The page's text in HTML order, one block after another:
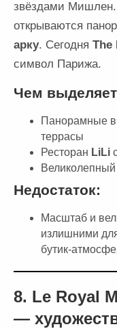
звёздами Мишлен.
открываются
арку. Сегодня The
символ Парижа.
Чем
Панорамные
террасы
Ресторан LiLi
Великолепный
Недостаток:
Масштаб и
излишними
бутик-
8. Le Royal
—